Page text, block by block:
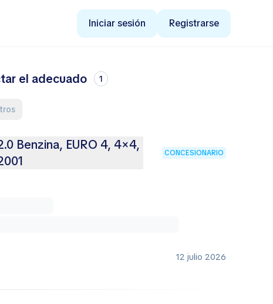
Iniciar sesión Registrarse
el adecuado 1
Benzina, EURO 4, 4×4,
CONCESIONARIO
12 julio 2026